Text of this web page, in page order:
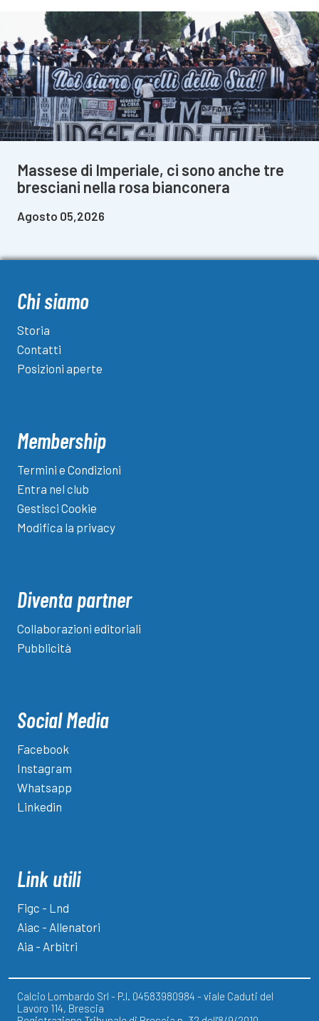
Massese di Imperiale, ci sono anche tre
bresciani nella rosa bianconera
Agosto 05,2026
Chi siamo
Storia
Contatti
Posizioni aperte
Membership
Termini e Condizioni
Entra nel club
Gestisci Cookie
Modifica la privacy
Diventa partner
Collaborazioni editoriali
Pubblicità
Social Media
Facebook
Instagram
Whatsapp
Linkedin
Link utili
Figc - Lnd
Aiac - Allenatori
Aia - Arbitri
Calcio Lombardo Srl - P.I. 04583980984 - viale Caduti del
Lavoro 114, Brescia